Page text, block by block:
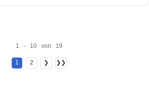
1 - 10 von 19
1 2 ❯ ❯❯